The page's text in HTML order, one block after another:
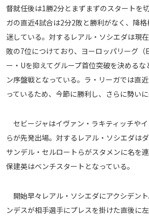
ABEMAの視聴について
メディアアライアンス
督就任後は1勝2分とまずまずのスタートを
ガの直近4試合は2分2敗と勝利がなく、降
迷している。対するレアル・ソシエダは現
敗の7位につけており、ヨーロッパリーグ（
ー・Uを抑えてグループ首位突破を決める
ン序盤戦となっている。ラ・リーガでは直
っているため、今節に勝利し、さらに勢いに
セビージャはイヴァン・ラキティッチや
らが先発出場。対するレアル・ソシエダは
サンデル・セルロートらがスタメンに名を
保建英はベンチスタートとなっている。
開始早々レアル・ソシエダにアクシデン
ンデスが相手選手にプレスを掛けた直後に